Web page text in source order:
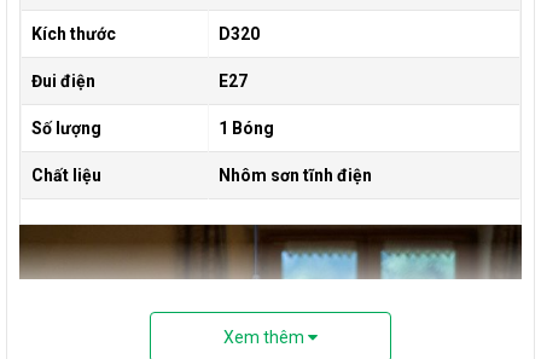
Kích thước D320
Đui điện E27
Số lượng 1 Bóng
Chất liệu Nhôm sơn tĩnh điện
Xem thêm